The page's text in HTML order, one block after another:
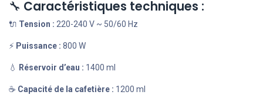
🔧 Caractéristiques techniques :
🔌 Tension : 220-240 V ~ 50/60 Hz
⚡ Puissance : 800 W
💧 Réservoir d’eau : 1400 ml
☕ Capacité de la cafetière : 1200 ml